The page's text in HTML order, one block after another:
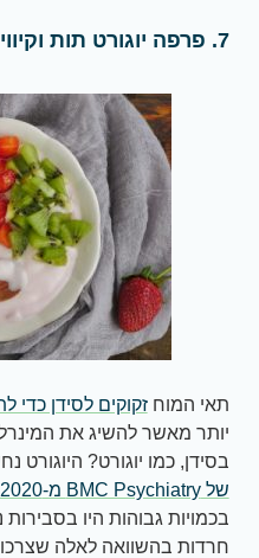
7. פרפה יוגורט תות וקיווי
תאי המוחזקוקים לסידן כדי
יותר מאשר להשיג את
בסידן, כמו יוגורט? היוגורט
של BMC Psychiatry מ-2020
חרדות בהשוואה לאלה